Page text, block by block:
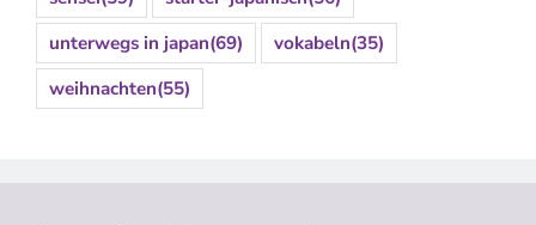
unterwegs in japan(69) vokabeln(35)
weihnachten(55)